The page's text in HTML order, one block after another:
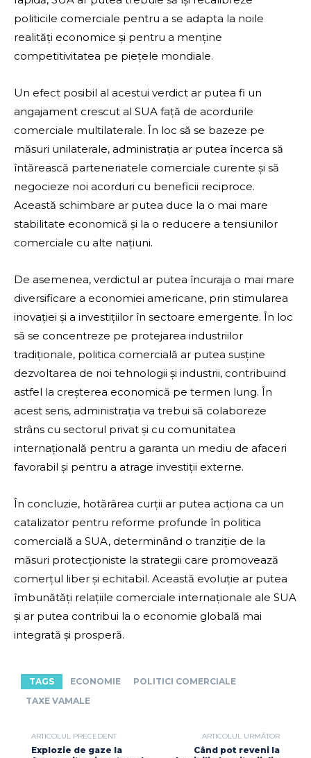
politicile comerciale pentru a se adapta la noile
realități economice și pentru a menține
competitivitatea pe piețele mondiale.
Un efect posibil al acestui verdict ar putea fi un
angajament crescut al SUA față de acordurile
comerciale multilaterale. În loc să se bazeze pe
măsuri unilaterale, administrația ar putea încerca să
întărească parteneriatele comerciale curente și să
negocieze noi acorduri cu beneficii reciproce.
Această schimbare ar putea duce la o mai mare
stabilitate economică și la o reducere a tensiunilor
comerciale cu alte națiuni.
De asemenea, verdictul ar putea încuraja o mai mare
diversificare a economiei americane, prin stimularea
inovației și a investițiilor în sectoare emergente. În loc
să se concentreze pe protejarea industriilor
tradiționale, politica comercială ar putea susține
dezvoltarea de noi tehnologii și industrii, contribuind
astfel la creșterea economică pe termen lung. În
acest sens, administrația va trebui să colaboreze
strâns cu sectorul privat și cu comunitatea
internațională pentru a garanta un mediu de afaceri
favorabil și pentru a atrage investiții externe.
În concluzie, hotărârea curții ar putea acționa ca un
catalizator pentru reforme profunde în politica
comercială a SUA, determinând o tranziție de la
măsuri protecționiste la strategii care promovează
comerțul liber și echitabil. Această evoluție ar putea
îmbunătăți relațiile comerciale internaționale ale SUA
și ar putea contribui la o economie globală mai
integrată și prosperă.
TAGS ECONOMIE
POLITICI COMERCIALE
TAXE VAMALE
ARTICOLUL PRECEDENT
Explozie de gaze la
ARTICOLUL URMĂTOR
Când pot reveni la